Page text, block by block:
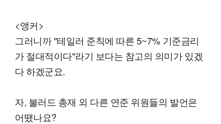
<앵커>
그러니까 "테일러 준칙에 따른 5~7% 기준금리
가 절대적이다"라기 보다는 참고의 의미가 있겠
다 하겠군요.
자, 불러드 총재 외 다른 연준 위원들의 발언은
어땠나요?